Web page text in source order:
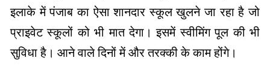
इलाके में पंजाब का ऐसा शानदार स्कूल खुलने जा रहा है जो
प्राइवेट स्कूलों को भी मात देगा। इसमें स्वीमिंग पूल की भी
सुविधा है। आने वाले दिनों में और तरक्की के काम होंगे।